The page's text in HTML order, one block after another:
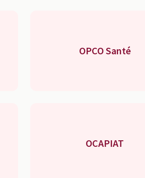
OPCO Santé
OCAPIAT